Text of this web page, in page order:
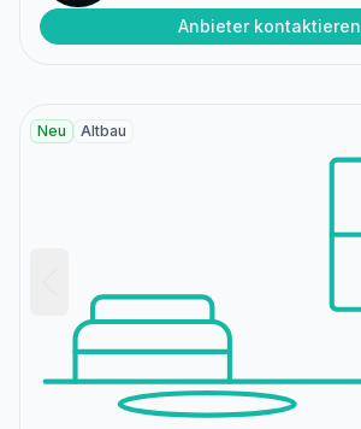
Anbieter kontaktieren
Neu Altbau